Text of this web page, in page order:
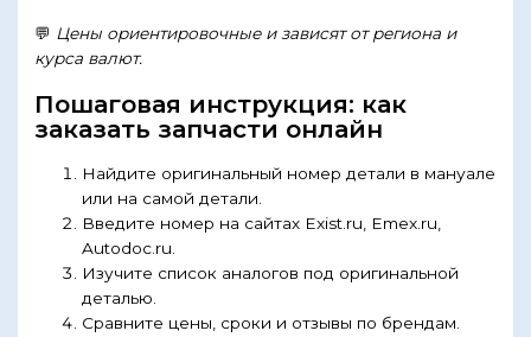
💬 Цены ориентировочные и зависят от региона и
курса валют.
Пошаговая инструкция: как
заказать запчасти онлайн
Найдите оригинальный номер детали в мануале
или на самой детали.
Введите номер на сайтах Exist.ru, Emex.ru,
Autodoc.ru.
Изучите список аналогов под оригинальной
деталью.
Сравните цены, сроки и отзывы по брендам.